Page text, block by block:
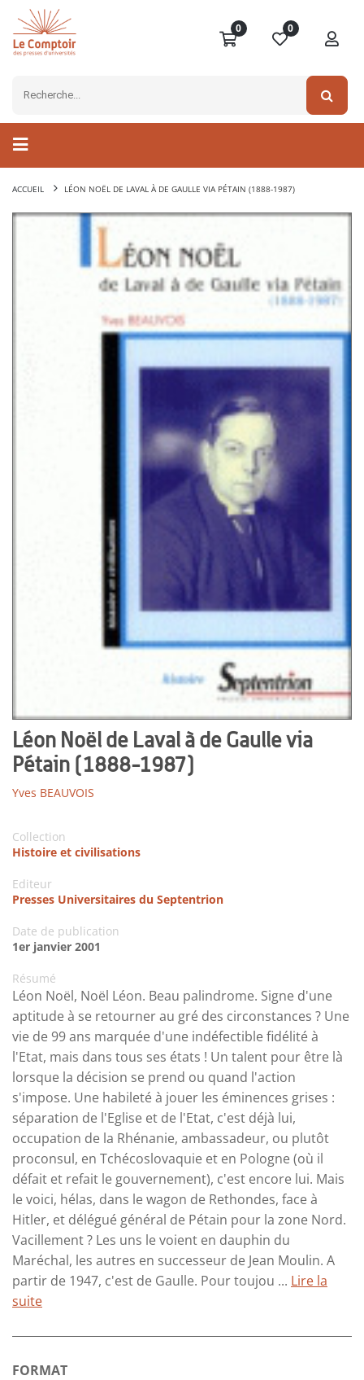
0 0
ACCUEIL LÉON NOËL DE LAVAL À DE GAULLE VIA PÉTAIN (1888-1987)
Léon Noël de Laval à de Gaulle via
Pétain (1888-1987)
Yves BEAUVOIS
Collection
Histoire et civilisations
Editeur
Presses Universitaires du Septentrion
Date de publication
1er janvier 2001
Résumé
Léon Noël, Noël Léon. Beau palindrome. Signe d'une
aptitude à se retourner au gré des circonstances ? Une
vie de 99 ans marquée d'une indéfectible fidélité à
l'Etat, mais dans tous ses états ! Un talent pour être là
lorsque la décision se prend ou quand l'action
s'impose. Une habileté à jouer les éminences grises :
séparation de l'Eglise et de l'Etat, c'est déjà lui,
occupation de la Rhénanie, ambassadeur, ou plutôt
proconsul, en Tchécoslovaquie et en Pologne (où il
défait et refait le gouvernement), c'est encore lui. Mais
le voici, hélas, dans le wagon de Rethondes, face à
Hitler, et délégué général de Pétain pour la zone Nord.
Vacillement ? Les uns le voient en dauphin du
Maréchal, les autres en successeur de Jean Moulin. A
partir de 1947, c'est de Gaulle. Pour toujou ... Lire la
suite
FORMAT